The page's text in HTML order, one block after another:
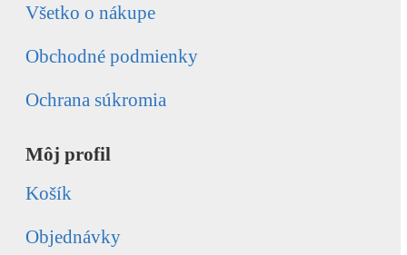
Všetko o nákupe
Obchodné podmienky
Ochrana súkromia
Môj profil
Košík
Objednávky